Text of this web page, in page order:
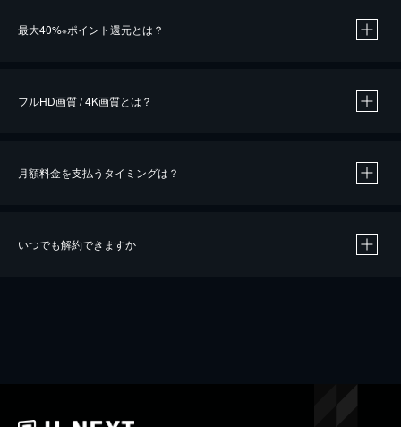
最大40%※ポイント還元とは？
※40％ポイント還元の対象は、クレジットカード決済による作品の購入 / レンタルです。
iOSアプリのUコイン決済による作品の購入 / レンタルは、20％のポイント還元です。
フルHD画質 / 4K画質とは？
月額料金を支払うタイミングは？
いつでも解約できますか